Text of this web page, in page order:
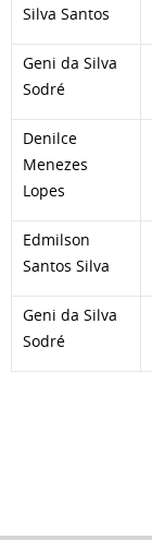
Silva Santos
Geni da Silva
Sodré
Denilce
Menezes
Lopes
Edmilson
Santos Silva
Geni da Silva
Sodré